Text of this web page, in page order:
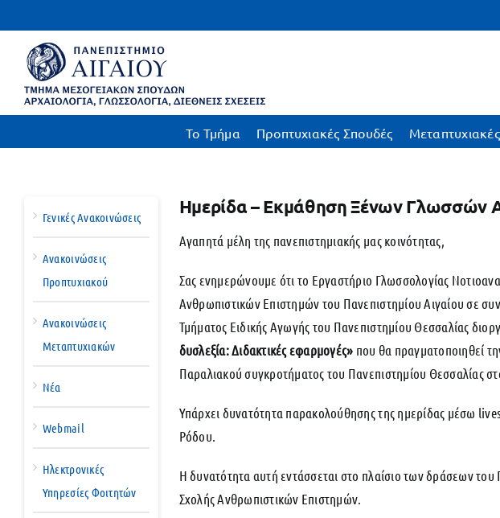
στο
περιεχόμενο
To Τμήμα Προπτυχιακές Σπουδές
Ημερίδα – Εκμάθηση Ξένων Γλωσσών
Αγαπητά μέλη της πανεπιστημιακής μας κοινότητας,
Σας ενημερώνουμε ότι το Εργαστήριο Γλωσσολογίας
Ανθρωπιστικών Επιστημών του Πανεπιστημίου Αιγαίου σε
Τμήματος Ειδικής Αγωγής του Πανεπιστημίου Θεσσαλίας
δυσλεξία: Διδακτικές εφαρμογές» που θα πραγματοποιηθεί
Παραλιακού συγκροτήματος του Πανεπιστημίου Θεσσαλίας
Υπάρχει δυνατότητα παρακολούθησης της ημερίδας μέσω
Ρόδου.
Η δυνατότητα αυτή εντάσσεται στο πλαίσιο των δράσεων
Σχολής Ανθρωπιστικών Επιστημών.
Γενικές Ανακοινώσεις
Ανακοινώσεις
Προπτυχιακού
Ανακοινώσεις
Μεταπτυχιακών
Νέα
Webmail
Ηλεκτρονικές
Υπηρεσίες Φοιτητών